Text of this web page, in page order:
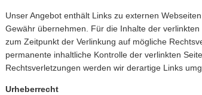
Unser Angebot enthält Links zu externen
Gewähr übernehmen. Für die Inhalte der
zum Zeitpunkt der Verlinkung auf mögliche
permanente inhaltliche Kontrolle der verlinkten
Rechtsverletzungen werden wir derartige Links
Urheberrecht